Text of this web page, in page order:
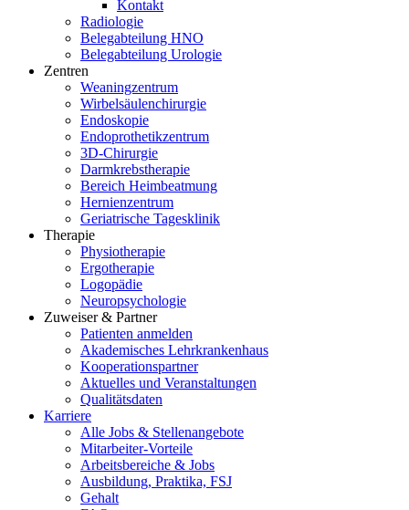
Kontakt
Radiologie
Belegabteilung HNO
Belegabteilung Urologie
Zentren
Weaningzentrum
Wirbelsäulenchirurgie
Endoskopie
Endoprothetikzentrum
3D-Chirurgie
Darmkrebstherapie
Bereich Heimbeatmung
Hernienzentrum
Geriatrische Tagesklinik
Therapie
Physiotherapie
Ergotherapie
Logopädie
Neuropsychologie
Zuweiser & Partner
Patienten anmelden
Akademisches Lehrkrankenhaus
Kooperationspartner
Aktuelles und Veranstaltungen
Qualitätsdaten
Karriere
Alle Jobs & Stellenangebote
Mitarbeiter-Vorteile
Arbeitsbereiche & Jobs
Ausbildung, Praktika, FSJ
Gehalt